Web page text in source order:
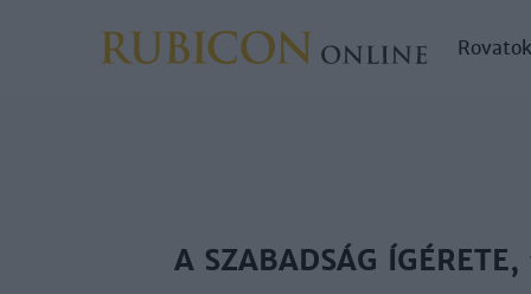
Rovatok
A SZABADSÁG